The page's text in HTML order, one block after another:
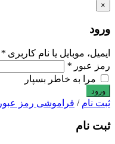
×
ورود
ایمیل، موبایل یا نام کاربری *
رمز عبور *
مرا به خاطر بسپار
ثبت نام / فراموشی رمز عبور
ثبت نام